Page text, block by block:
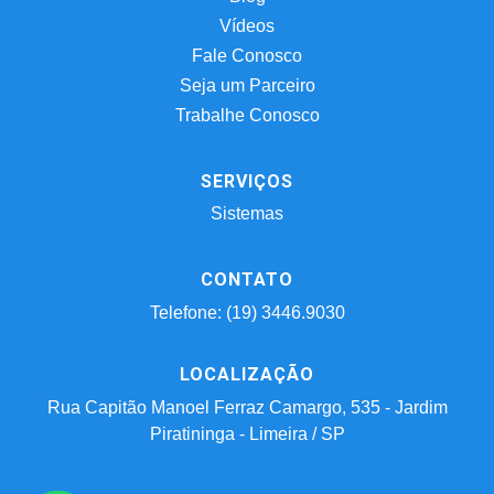
Vídeos
Fale Conosco
Seja um Parceiro
Trabalhe Conosco
SERVIÇOS
Sistemas
CONTATO
Telefone: (19) 3446.9030
LOCALIZAÇÃO
Rua Capitão Manoel Ferraz Camargo, 535 - Jardim
Piratininga - Limeira / SP